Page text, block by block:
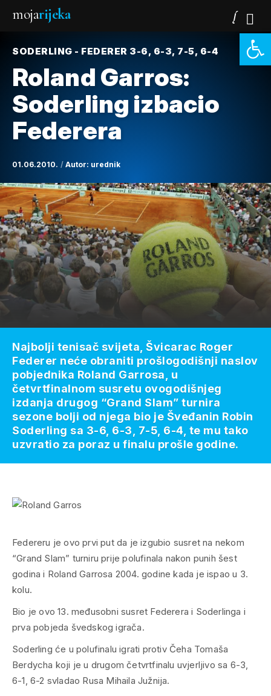
mojarijeka
SODERLING - FEDERER 3-6, 6-3, 7-5, 6-4
Roland Garros:
Soderling izbacio
Federera
01.06.2010. Autor: urednik
Federeru je ovo prvi put da je izgubio susret na nekom
“Grand Slam” turniru prije polufinala nakon punih šest
godina i Roland Garrosa 2004. godine kada je ispao u 3.
kolu.
Bio je ovo 13. međusobni susret Federera i Soderlinga i
prva pobjeda švedskog igrača.
Soderling će u polufinalu igrati protiv Čeha Tomaša
Berdycha koji je u drugom četvrtfinalu uvjerljivo sa 6-3,
6-1, 6-2 svladao Rusa Mihaila Južnija.
Najbolji tenisač svijeta, Švicarac Roger
Federer neće obraniti prošlogodišnji naslov
pobjednika Roland Garrosa, u
četvrtfinalnom susretu ovogodišnjeg
izdanja drugog “Grand Slam” turnira
sezone bolji od njega bio je Šveđanin Robin
Soderling sa 3-6, 6-3, 7-5, 6-4, te mu tako
uzvratio za poraz u finalu prošle godine.